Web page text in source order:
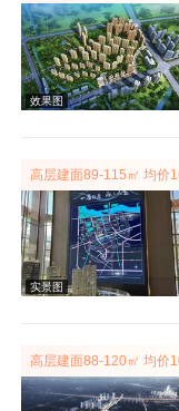
效果图
高层建面89-115㎡ 均价
高层建面88-120㎡ 均价